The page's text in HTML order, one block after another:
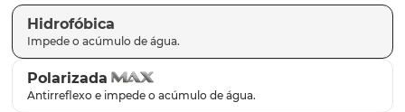
Hidrofóbica
Polarizada